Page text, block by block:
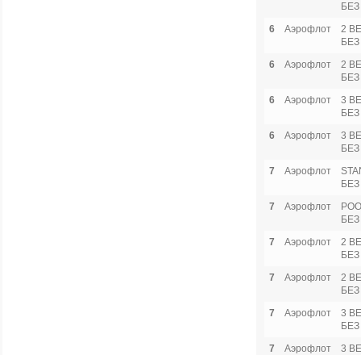
6
Аэрофлот
2
6
Аэрофлот
2
6
Аэрофлот
3
6
Аэрофлот
3
7
Аэрофлот
7
Аэрофлот
7
Аэрофлот
2
7
Аэрофлот
2
7
Аэрофлот
3
7
Аэрофлот
3